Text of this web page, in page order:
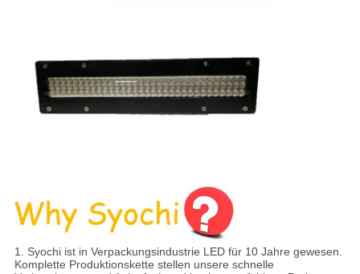
1. Syochi ist in Verpackungsindustrie LED für 10 Jahre gewesen.
Komplette Produktionskette stellen unsere schnelle